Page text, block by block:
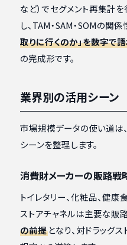
など）でセグメント再集計
し、TAM・SAM・SOMの関
取りに行くのか」を数字で
の完成形です。
業界別の活用シーン
市場規模データの使い道は
シーンを整理します。
消費財メーカーの販路戦
トイレタリー、化粧品、健康
ストアチャネルは主要な販
の前提となり、対ドラッグ